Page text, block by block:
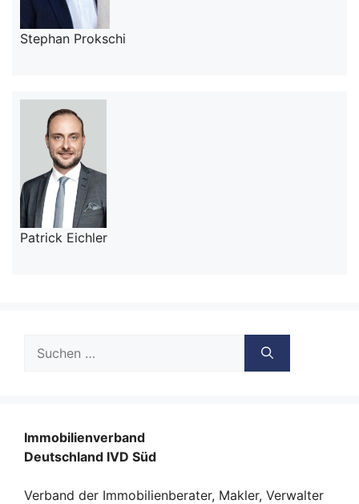
Stephan Prokschi
Patrick Eichler
nach:
Immobilienverband
Deutschland IVD Süd
Verband der Immobilienberater, Makler, Verwalter